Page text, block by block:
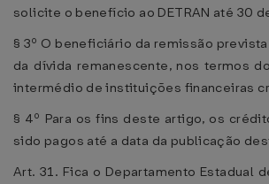
solicite o benefício ao DETRAN até 30
§ 3º O beneficiário da remissão
da dívida remanescente, nos termos
intermédio de instituições financeiras
§ 4º Para os fins deste artigo, os
sido pagos até a data da publicação
Art. 31. Fica o Departamento Estadual